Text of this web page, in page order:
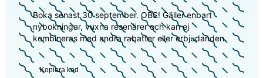
Boka senast 30 september. OBS! Gäller enbart
nybokningar, vuxna resenärer och kan ej
kombineras med andra rabatter eller erbjudanden.
Kopiera kod